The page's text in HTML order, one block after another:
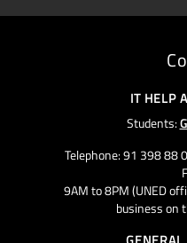
IT HELP
Students:
Telephone: 91 398 88
9AM to 8PM (UNED
business on